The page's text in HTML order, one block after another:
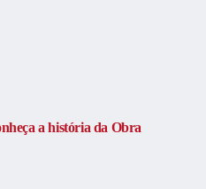
a história da Obra